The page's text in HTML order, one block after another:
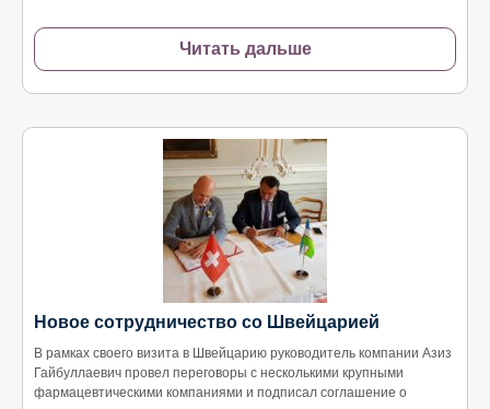
Читать дальше
Новое сотрудничество со Швейцарией
В рамках своего визита в Швейцарию руководитель компании Азиз
Гайбуллаевич провел переговоры с несколькими крупными
фармацевтическими компаниями и подписал соглашение о